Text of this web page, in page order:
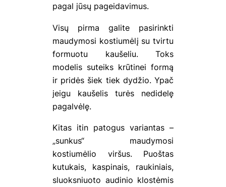
pagal jūsų pageidavimus.
Visų pirma galite pasirinkti
maudymosi kostiumėlį su tvirtu
formuotu kaušeliu. Toks
modelis suteiks krūtinei formą
ir pridės šiek tiek dydžio. Ypač
jeigu kaušelis turės nedidelę
pagalvėlę.
Kitas itin patogus variantas –
„sunkus“ maudymosi
kostiumėlio viršus. Puoštas
kutukais, kaspinais, raukiniais,
sluoksniuoto audinio klostėmis